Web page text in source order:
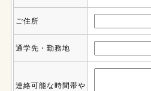
ご住所
通学先・勤務地
連絡可能な時間帯や